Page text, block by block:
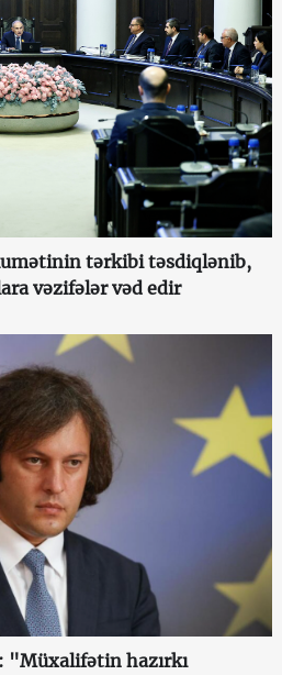
tərkibi təsdiqlənib,
vəzifələr vəd edir
"Müxalifətin hazırkı